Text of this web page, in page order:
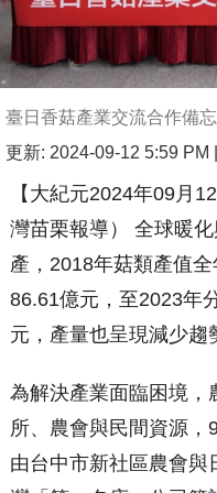
臺日香菇產業交流合作備
更新: 2024-09-12 5:59 PM
【大紀元2024年09月
灣苗栗報導） 全球暖
產，2018年菇類產值
86.61億元，至2023年
元，產量也呈現減少趨
為解決產業面臨困境，
所、農會與民間資源，
由台中市新社區農會與